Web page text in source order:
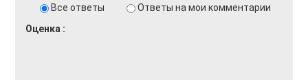
Все ответы
Ответы на мои комментарии
Оценка